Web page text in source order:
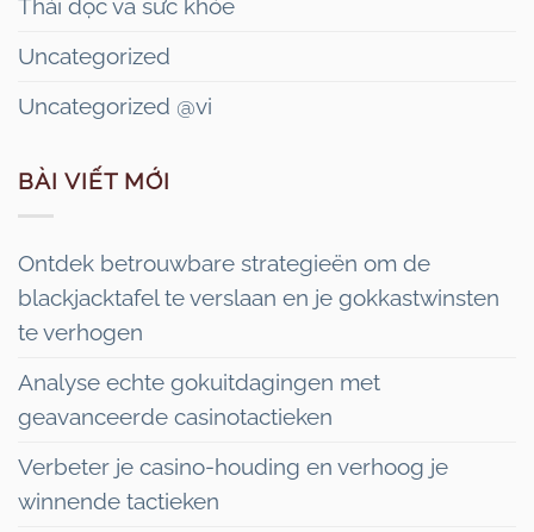
Thải độc và sức khỏe
Uncategorized
Uncategorized @vi
BÀI VIẾT MỚI
Ontdek betrouwbare strategieën om de
blackjacktafel te verslaan en je gokkastwinsten
te verhogen
Analyse echte gokuitdagingen met
geavanceerde casinotactieken
Verbeter je casino-houding en verhoog je
winnende tactieken